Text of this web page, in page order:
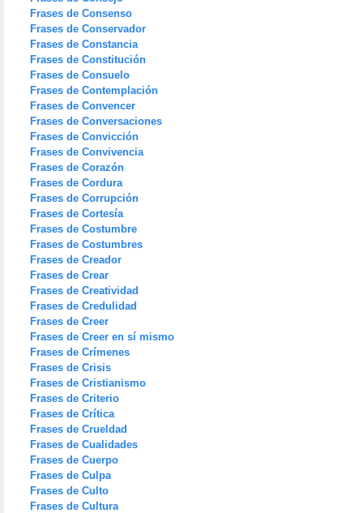
Frases de Consenso
Frases de Conservador
Frases de Constancia
Frases de Constitución
Frases de Consuelo
Frases de Contemplación
Frases de Convencer
Frases de Conversaciones
Frases de Convicción
Frases de Convivencia
Frases de Corazón
Frases de Cordura
Frases de Corrupción
Frases de Cortesía
Frases de Costumbre
Frases de Costumbres
Frases de Creador
Frases de Crear
Frases de Creatividad
Frases de Credulidad
Frases de Creer
Frases de Creer en sí mismo
Frases de Crímenes
Frases de Crisis
Frases de Cristianismo
Frases de Criterio
Frases de Crítica
Frases de Crueldad
Frases de Cualidades
Frases de Cuerpo
Frases de Culpa
Frases de Culto
Frases de Cultura